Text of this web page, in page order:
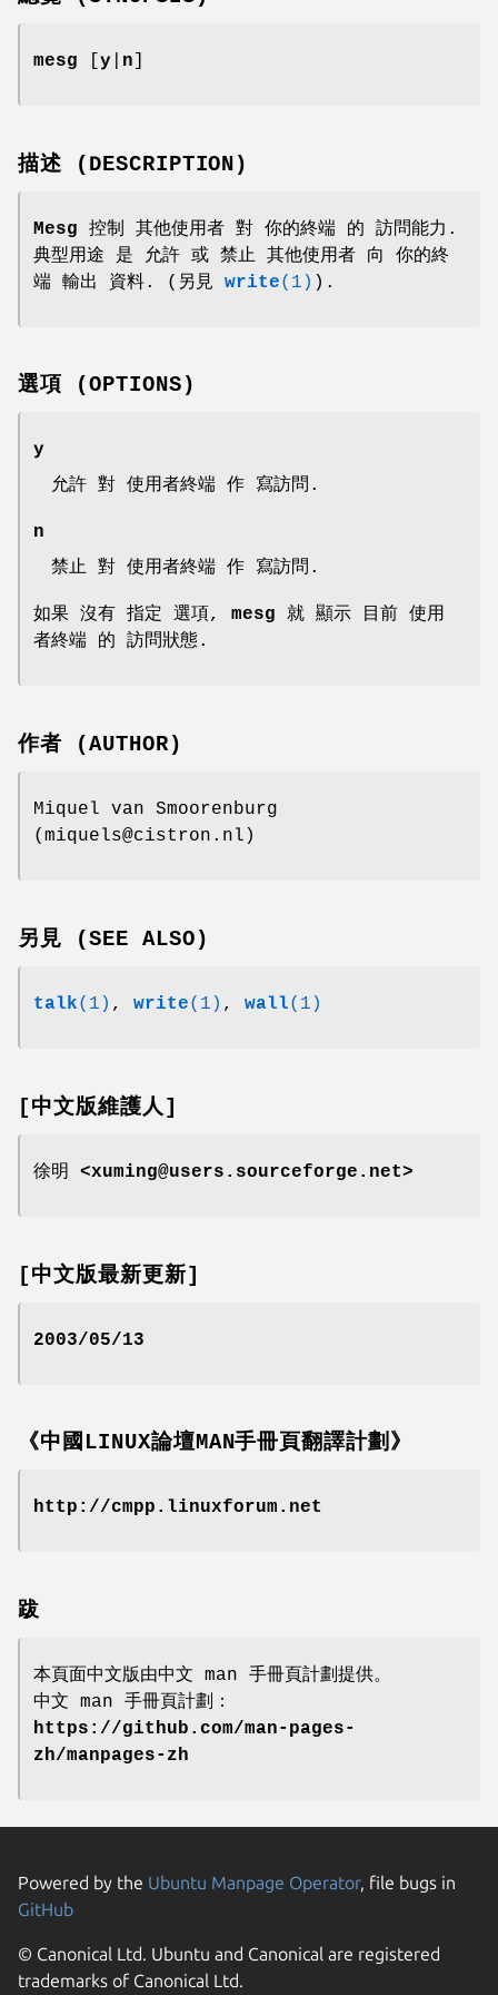
mesg y n
描述 (DESCRIPTION)
Mesg 控制 其他使用者 對 你的終端 的 訪問能力.
典型用途 是 允許 或 禁止 其他使用者 向 你的終
端 輸出 資料. (另見 write(1) ).
選項 (OPTIONS)
y
允許 對 使用者終端 作 寫訪問.
n
禁止 對 使用者終端 作 寫訪問.
如果 沒有 指定 選項, mesg 就 顯示 目前 使用
者終端 的 訪問狀態.
作者 (AUTHOR)
Miquel van Smoorenburg
(miquels@cistron.nl)
另見 (SEE ALSO)
talk(1) , write(1) , wall(1)
[中文版維護人]
徐明 <xuming@users.sourceforge.net>
[中文版最新更新]
2003/05/13
《中國LINUX論壇MAN手冊頁翻譯計劃》
http://cmpp.linuxforum.net
跋
本頁面中文版由中文 man 手冊頁計劃提供。
中文 man 手冊頁計劃：
https://github.com/man-pages-
zh/manpages-zh
Powered by the Ubuntu Manpage Operator, file bugs in
GitHub
© Canonical Ltd. Ubuntu and Canonical are registered
trademarks of Canonical Ltd.